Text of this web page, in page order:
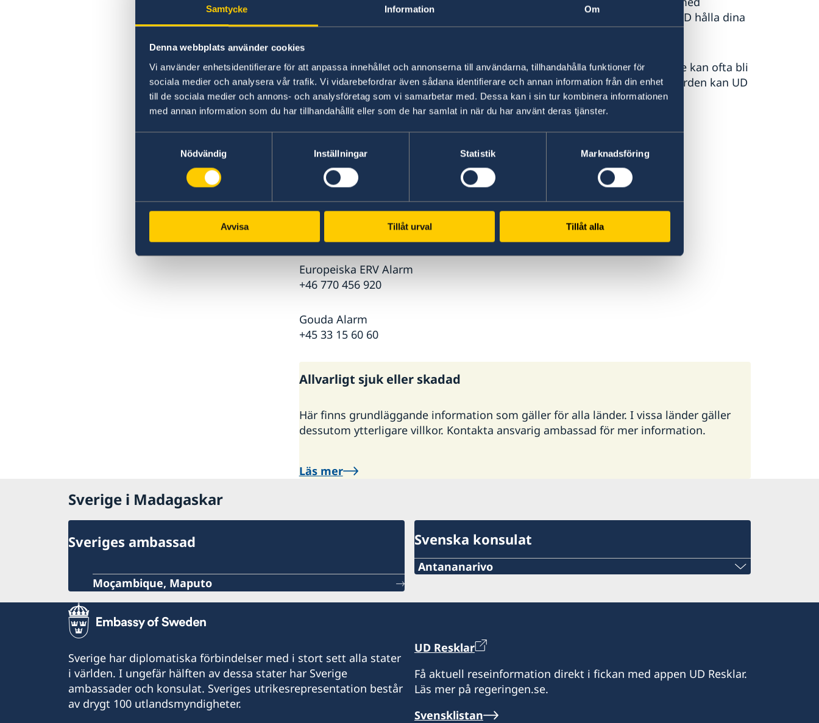
Samtycke Information Om
Denna webbplats använder cookies
Vi använder enhetsidentifierare för att anpassa innehållet och annonserna till användarna, tillhandahålla funktioner för
sociala medier och analysera vår trafik. Vi vidarebefordrar även sådana identifierare och annan information från din enhet
till de sociala medier och annons- och analysföretag som vi samarbetar med. Dessa kan i sin tur kombinera informationen
med annan information som du har tillhandahållit eller som de har samlat in när du har använt deras tjänster.
Nödvändig
Inställningar Statistik Marknadsföring
Avvisa Tillåt urval Tillåt alla
sjukhuset och myndigheterna i landet om så behövs. Om du önskar kan UD hålla dina
anhöriga i Sverige informerade om din situation.
Kostnaden för akut sjukvård utomlands eller sjuktransport hem till Sverige kan ofta bli
mycket dyr. Om du saknar en försäkring och du själv inte kan betala för vården kan UD
och ambassaden ge råd och viss service – läs mer under ekonomisk hjälp.
Försäkringsbolagens larmcentraler
SOS International
+45 70 10 50 50
Falck Global Assistance
Europeiska ERV Alarm
+46 770 456 920
Gouda Alarm
+45 33 15 60 60
Allvarligt sjuk eller skadad
Här finns grundläggande information som gäller för alla länder. I vissa länder gäller
dessutom ytterligare villkor. Kontakta ansvarig ambassad för mer information.
Läs mer
Sverige i Madagaskar
Sveriges ambassad
Moçambique, Maputo
Svenska konsulat
Antananarivo
Villa Hacienda,
Sverige har diplomatiska förbindelser med i stort sett alla stater
i världen. I ungefär hälften av dessa stater har Sverige
ambassader och konsulat. Sveriges utrikesrepresentation består
av drygt 100 utlandsmyndigheter.
UD Resklar
Få aktuell reseinformation direkt i fickan med appen UD Resklar.
Läs mer på regeringen.se.
Svensklistan